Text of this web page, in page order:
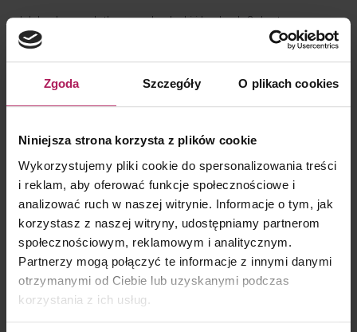
Zgoda Szczegóły O plikach cookies
Niniejsza strona korzysta z plików cookie
Wykorzystujemy pliki cookie do spersonalizowania treści
i reklam, aby oferować funkcje społecznościowe i
analizować ruch w naszej witrynie. Informacje o tym, jak
korzystasz z naszej witryny, udostępniamy partnerom
społecznościowym, reklamowym i analitycznym.
Partnerzy mogą połączyć te informacje z innymi danymi
otrzymanymi od Ciebie lub uzyskanymi podczas
korzystania z ich usług.
Jak będą opodatkowane budynki i budowle? Jest
ostateczny projekt Znamy już wersję 3.0 projektu
zmieniającego definicję budowli i budynku w podatku
od nieruchomości. Mimo obietnic o zachowaniu
podatkowego statusu quo, eksperci oceniają,
opodatkowania. Przedstawiony w trzeciej wersji projekt,
zgodnie z orzecznictwem Trybunału Konstytucyjnego,
ma wejść w życie już od początku przyszłego roku.
Na uchwalenie zmian pozostało niewiele czasu, a wersja
3.0. jest…